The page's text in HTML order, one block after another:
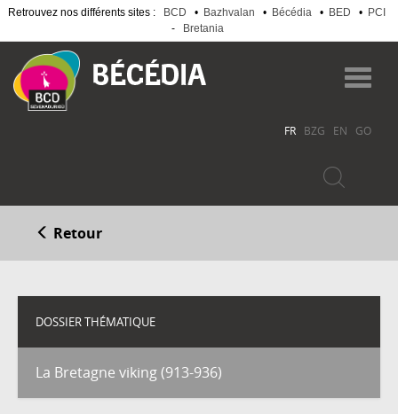
Retrouvez nos différents sites : BCD • Bazhvalan • Bécédia • BED •
PCI
-
Bretania
au
contenu
principal
FR BZG EN GO
Retour
DOSSIER THÉMATIQUE
La Bretagne viking (913-936)